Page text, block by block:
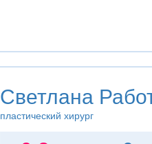
Светлана
пластический хирург